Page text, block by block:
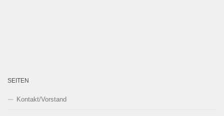
SEITEN
Kontakt/Vorstand